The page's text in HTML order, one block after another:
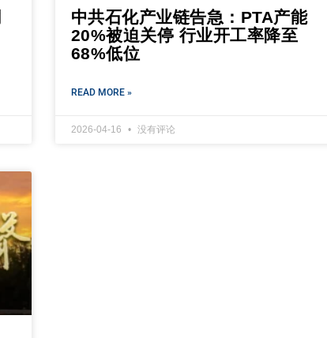
中共石化产业链告急：PTA产能
20%被迫关停 行业开工率降至
68%低位
READ MORE »
2026-04-16 没有评论